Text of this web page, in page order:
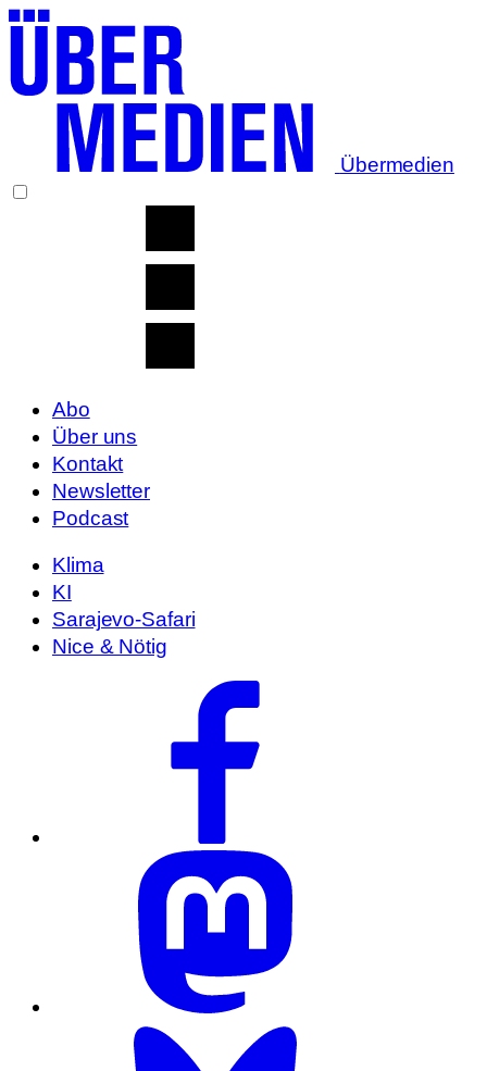
Übermedien
Abo
Über uns
Kontakt
Newsletter
Podcast
Klima
KI
Sarajevo-Safari
Nice & Nötig